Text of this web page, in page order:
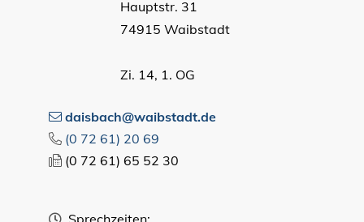
Hauptstr. 31
74915 Waibstadt
Zi. 14, 1. OG
daisbach@waibstadt.de
(0 72 61) 20 69
(0 72 61) 65 52 30
Sprechzeiten: